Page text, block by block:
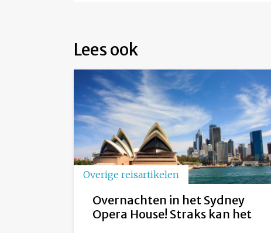
Lees ook
Overige reisartikelen
Overnachten in het Sydney
Opera House! Straks kan het